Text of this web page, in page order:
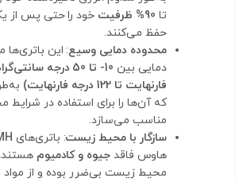
تا 90% ظرفیت
خود را حتی پس از
حفظ می‌کنند.
محدوده دمایی وسیع: این باتری‌ها
دمایی بین
فارنهایت تا 122 درجه فارنهایت)
که آن‌ها را برای استفاده در
مناسب می‌سازد.
سازگار با محیط زیست: باتری‌های
هاوس فاقد جیوه و کادمیوم هستند،
محیط زیست بی‌ضرر بوده و از